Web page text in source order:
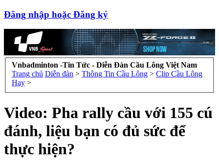
Đăng nhập hoặc Đăng ký
Vnbadminton -Tin Tức - Diễn Đàn Cầu Lông Việt Nam
Trang chủ Diễn đàn > Thông Tin Cầu Lông > Clip Cầu Lông
Hay >
Video: Pha rally cầu với 155 cú
đánh, liệu bạn có đủ sức để
thực hiện?